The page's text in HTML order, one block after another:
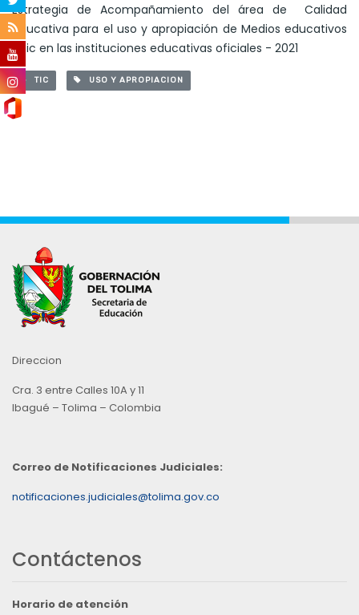
Estrategia de Acompañamiento del área de Calidad
educativa para el uso y apropiación de Medios educativos
y tic en las instituciones educativas oficiales - 2021
TIC USO Y APROPIACION
Direccion
Cra. 3 entre Calles 10A y 11
Ibagué – Tolima – Colombia
Correo de Notificaciones Judiciales:
notificaciones.judiciales@tolima.gov.co
Contáctenos
Horario de atención